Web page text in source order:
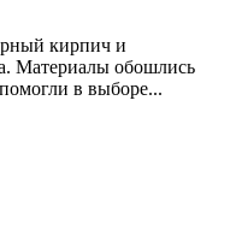
кирпич и
Материалы обошлись
в выборе...